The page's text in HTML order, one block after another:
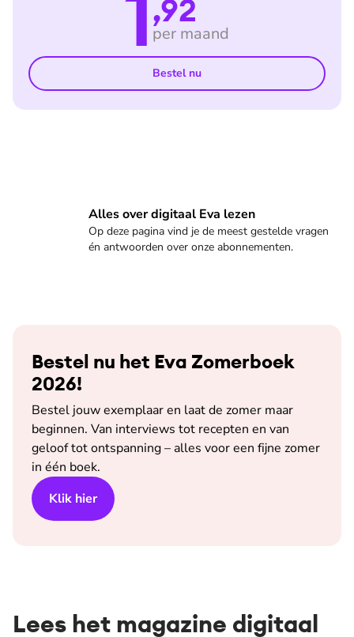
,92
per maand
Bestel nu
Alles over digitaal Eva lezen
Op deze pagina vind je de meest gestelde vragen
én antwoorden over onze abonnementen.
Veelgestelde vragen
Bestel nu het Eva Zomerboek
2026!
Bestel jouw exemplaar en laat de zomer maar
beginnen. Van interviews tot recepten en van
geloof tot ontspanning – alles voor een fijne zomer
in één boek.
Klik hier
Lees het magazine digitaal